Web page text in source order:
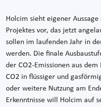
Holcim sieht eigener
Projektes vor, das jetzt
sollen im laufenden Jahr in
werden. Die finale
der CO2-Emissionen aus
CO2 in flüssiger und
oder weitere Nutzung am
Erkenntnisse will Holcim auf